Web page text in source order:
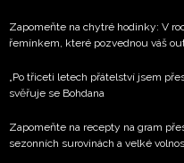
Zapomeňte na chytré hodinky: V
řemínkem, které pozvednou váš
„Po třiceti letech přátelství jsem
svěřuje se Bohdana
Zapomeňte na recepty na gram
sezonních surovinách a velké